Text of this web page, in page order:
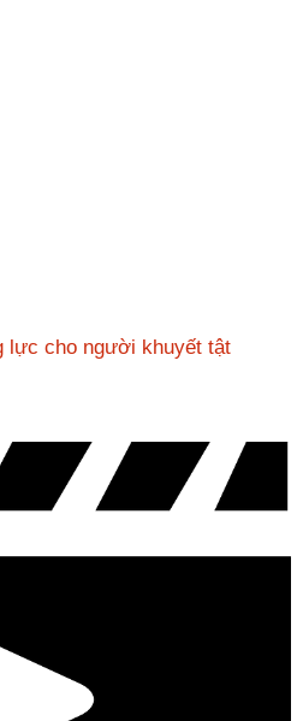
lực cho người khuyết tật